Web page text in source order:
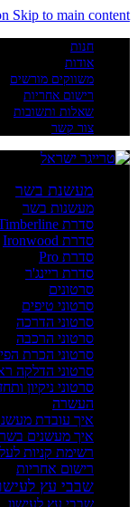
Skip to main content
חנות
אודות
משווקים מורשים
רישום אחריות
שאלות ותשובות
צור קשר
מעשנת בשר
מעשנות בשר
סדרת Timberline
סדרת Ironwood
סדרת Pro
סדרת ריינג'ר
סרטונים
סרטוני טיפים
סרטוני הדרכה
סרטוני הרכבה
סרטוני הכרת
סרטוני הדלקה
סרטוני ניקיון
העשרה
איך עובדת
איך מעשנים
רשימת קניות
רישום אחריות
שבבי עץ
שבבי עץ לעישון